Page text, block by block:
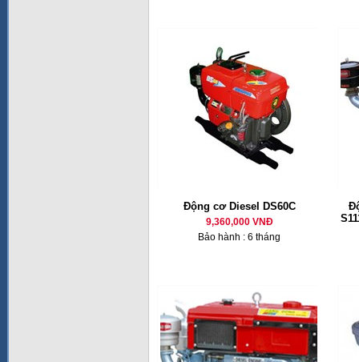
Động cơ Diesel DS60C
9,360,000 VNĐ
Bảo hành : 6 tháng